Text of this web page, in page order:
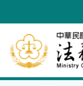
到
要
內
容